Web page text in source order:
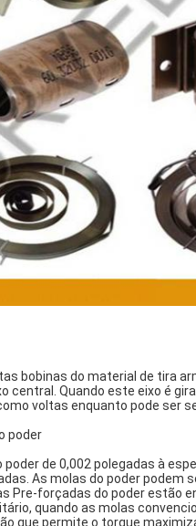
bobinas do material de tira
central. Quando este eixo é
voltas enquanto pode ser
poder
de 0,002 polegadas à
As molas do poder
Pre-forçadas do poder estão
quando as molas
que permite o torque